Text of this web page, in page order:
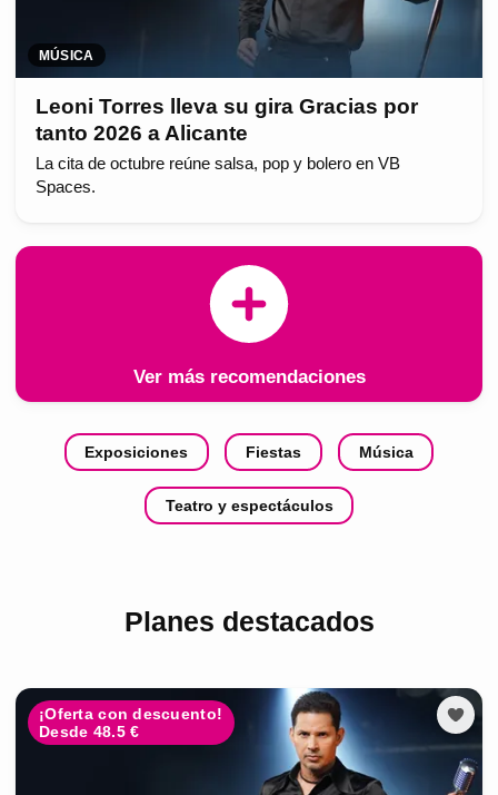
MÚSICA
Leoni Torres lleva su gira Gracias por
tanto 2026 a Alicante
La cita de octubre reúne salsa, pop y bolero en VB
Spaces.
Ver más recomendaciones
Exposiciones Fiestas Música
Teatro y espectáculos
Planes destacados
¡Oferta con descuento!
Desde 48.5 €